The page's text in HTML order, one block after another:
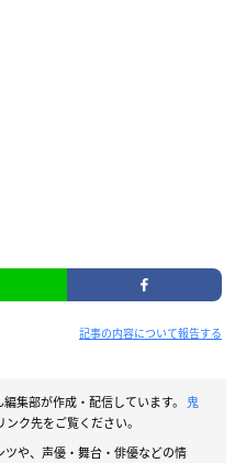
記事の内容について報告する
集部が作成・配信しています。 鬼
ク先をご覧ください。
や、声優・舞台・俳優などの情